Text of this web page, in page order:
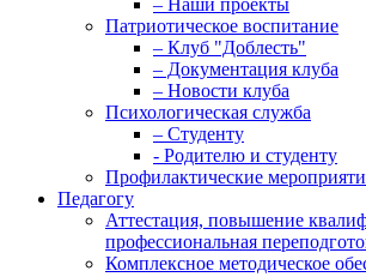
– Наши проекты
Патриотическое воспитание
– Клуб "Доблесть"
– Документация клуба
– Новости клуба
Психологическая служба
– Студенту
- Родителю и студенту
Профилактические
Педагогу
Аттестация, повышение
профессиональная
Комплексное методическое